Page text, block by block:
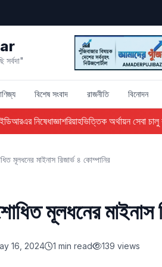
বিশেষ সংবাদ রাজনীতি বিনোদন
নিষেধাজ্ঞাশরিয়াহভিত্তিক অর্থায়ন সেবা চালু
মূলধনের মাইনাস রিজার্ভ ৪ কোম্পানির
মূলধনের মাইনাস
16, 2024 1 min read 139 views